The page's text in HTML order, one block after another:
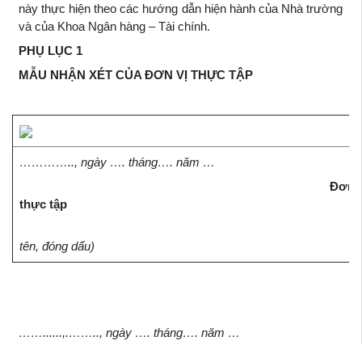
này thực hiện theo các hướng dẫn hiện hành của Nhà trường
và của Khoa Ngân hàng – Tài chính.
PHỤ LỤC 1
MẪU NHẬN XÉT CỦA ĐƠN VỊ THỰC TẬP
………….., ngày …. tháng…. năm …
Đơn
thực tập
tên, đóng dấu)
……......,.…….., ngày …. tháng…. năm …